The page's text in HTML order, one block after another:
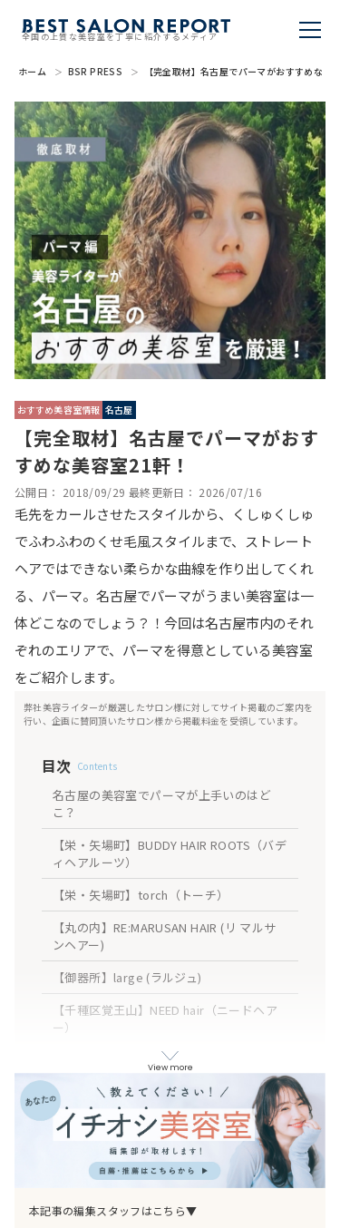
全国の上質な美容室を丁寧に紹介するメディア
BSR PRESS
BEST SALON REPORTとは
ライター
美容室を推薦する
掲載・取材依頼
ホーム BSR PRESS 【完全取材】名古屋でパーマがおすすめな美
おすすめ美容室情報 名古屋
【完全取材】名古屋でパーマがおす
すめな美容室21軒！
公開日： 2018/09/29 最終更新日： 2026/07/16
毛先をカールさせたスタイルから、くしゅくしゅ
でふわふわのくせ毛風スタイルまで、ストレート
ヘアではできない柔らかな曲線を作り出してくれ
る、パーマ。名古屋でパーマがうまい美容室は一
体どこなのでしょう？！今回は名古屋市内のそれ
ぞれのエリアで、パーマを得意としている美容室
をご紹介します。
弊社美容ライターが厳選したサロン様に対してサイト掲載のご案内を
行い、企画に賛同頂いたサロン様から掲載料金を受領しています。
目次 Contents
名古屋の美容室でパーマが上手いのはど
こ？
【栄・矢場町】BUDDY HAIR ROOTS（バデ
ィヘアルーツ）
【栄・矢場町】torch（トーチ）
【丸の内】RE:MARUSAN HAIR (リ マルサ
ンヘアー)
【御器所】large (ラルジュ)
【千種区覚王山】NEED hair（ニードヘア
ー）
【黒川】ISOLA-blu (イソラブル)
【庄内緑地公園】hair&spa m.e.l by
origami (ヘアーアンドスパ メル バイオ
リガミ)
【植田】hair＆make koko (ヘアメイク コ
【金山】アイプロ/ iPro®︎ 金山 縮毛矯正/
View more
本記事の編集スタッフはこちら▼